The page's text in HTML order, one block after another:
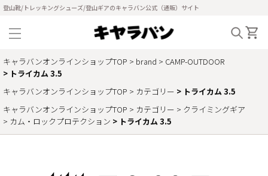
登山靴/トレッキングシューズ/登山ギアのキャラバン公式（通販）サイト
キャラバンオンラインショップTOP brand
CAMP-OUTDOOR
トライカム 3.5
キャラバンオンラインショップTOP
カテゴリー
トライカム 3.5
キャラバンオンラインショップTOP
カテゴリー
クライミングギア
カム・ロックプロテクション
トライカム 3.5